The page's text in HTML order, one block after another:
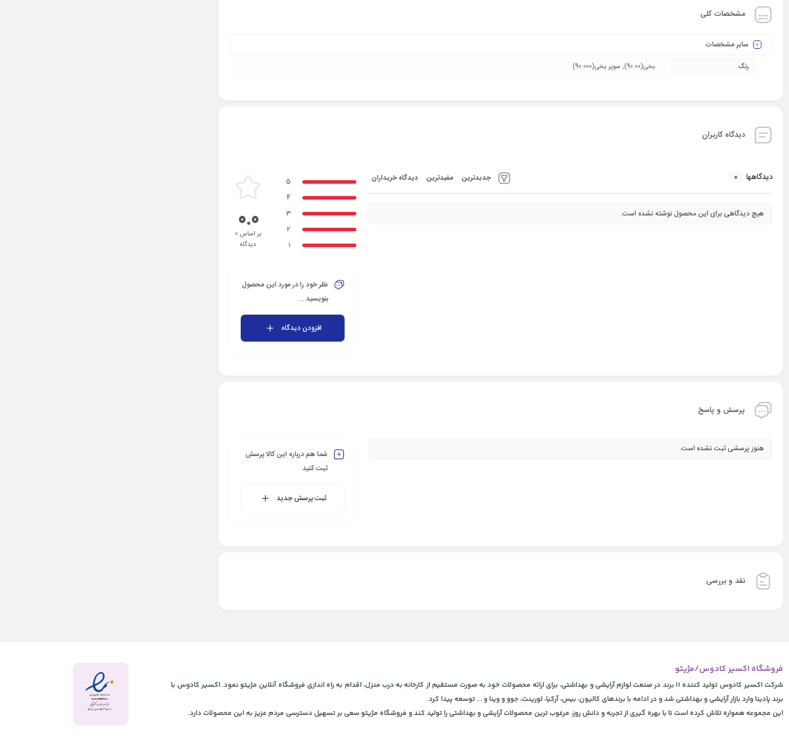
مشخصات کلی
سایر مشخصات
رنگ یخی(90.00), سوپر یخی(90.000)
دیدگاه کاربران
دیدگاهها 0 جدیدترین مفیدترین دیدگاه خریداران
هیچ دیدگاهی برای این محصول نوشته نشده است.
5
4
3
2
1
0.0بر اساس 0
دیدگاه
نظر خود را در مورد این محصول
بنویسید ...
افزودن دیدگاه
پرسش و پاسخ
هنوز پرسشی ثبت نشده است.
شما هم درباره این کالا پرسش
ثبت کنید
ثبت پرسش جدید
نقد و بررسی
فروشگاه اکسیر کادوس/مژیتو
شرکت اکسیر کادوس تولید کننده 11 برند در صنعت لوازم آرایشی و بهداشتی، برای ارائه محصولات خود به صورت مستقیم از کارخانه به درب منزل، اقدام به راه اندازی فروشگاه آنلاین مژیتو نمود. اکسیر کادوس با
برند پادینا وارد بازار آرایشی و بهداشتی شد و در ادامه با برندهای کالیون، بیس، آرکیا، لورینت، جوو و وینا و ... توسعه پیدا کرد.
این مجموعه همواره تلاش کرده است تا با بهره گیری از تجربه و دانش روز، مرغوب ترین محصولات آرایشی و بهداشتی را تولید کند و فروشگاه مژیتو سعی بر تسهیل دسترسی مردم عزیز به این محصولات دارد.